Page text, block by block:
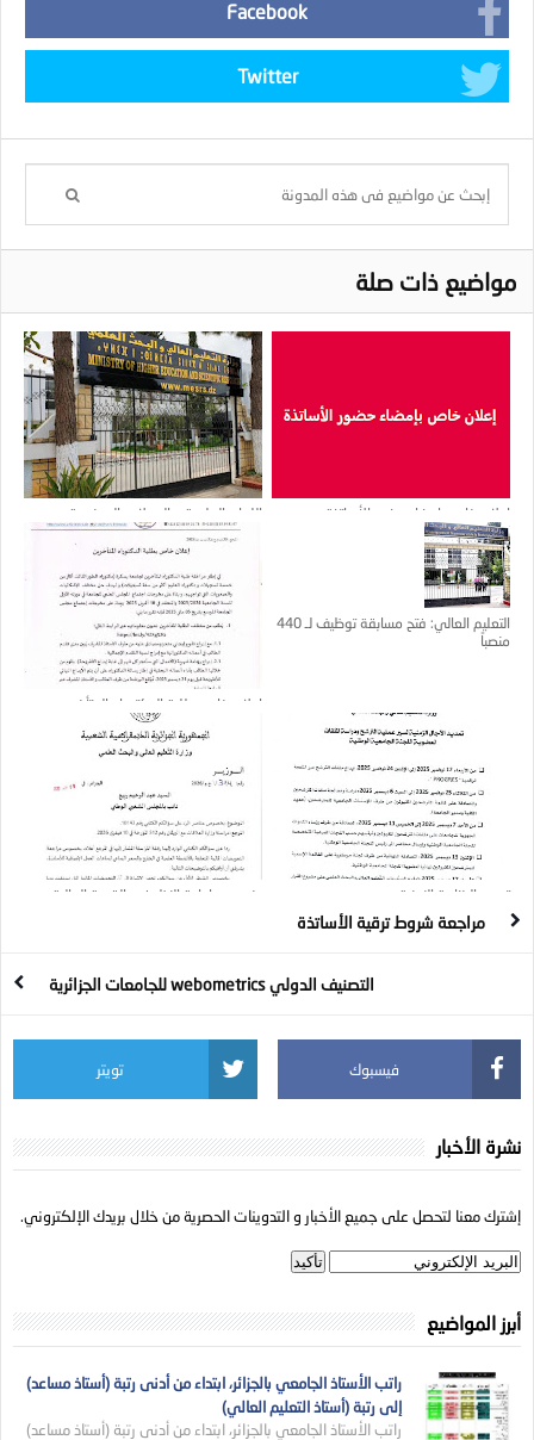
Facebook
Twitter
مواضيع ذات صلة
إعلان خاص بإمضاء حضور الأساتذة
اللجان العلمية و المجلات الممنوعة من
المشاركة على الأساتذة الجزائريين
التعليم العالي: فتح مسابقة توظيف لـ 440
منصباً
إعلان خاص بطلبة الدكتوراه المتأخرين
تمديد الرزنامة الزمنية
بخصوص إعادة النظر في القيمة المالية
مراجعة شروط ترقية الأساتذة
التصنيف الدولي webometrics للجامعات الجزائرية
فيسبوك تويتر
نشرة الأخبار
إشترك معنا لتحصل على جميع الأخبار و التدوينات الحصرية من خلال بريدك الإلكتروني.
أبرز المواضيع
راتب الأستاذ الجامعي بالجزائر، ابتداء من أدنى رتبة (أستاذ مساعد)
إلى رتبة (أستاذ التعليم العالي)
راتب الأستاذ الجامعي بالجزائر، ابتداء من أدنى رتبة (أستاذ مساعد)